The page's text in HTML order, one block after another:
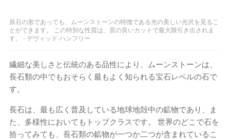
原石の形であっても、ムーンストーンの特徴である光の美しい光沢を見るこ
とができます。 この特別な性質は、質の良いカットで最大限引き出されま
す。 - デヴィッド·ハンフリー
繊細な美しさと伝統のある品性により、ムーンストーンは、
長石類の中でもおそらく最もよく知られる宝石レベルの石で
す。
長石は、最も広く普及している地球地殻中の鉱物であり、ま
た、多様性においてもトップクラスです。 世界のどこで石を
拾ってみても、長石類の鉱物が一つか二つが含まれているこ